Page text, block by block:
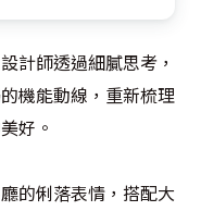
計師透過細膩思考，
機能動線，重新梳理
好。
的俐落表情，搭配大